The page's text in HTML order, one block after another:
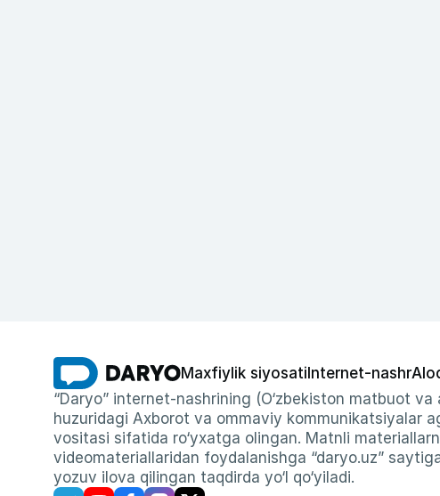
Maxfiylik siyosati Internet-nashr
“Daryo” internet-nashrining (O‘zbekiston matbuot
huzuridagi Axborot va ommaviy kommunikatsiyalar
vositasi sifatida ro‘yxatga olingan. Matnli
videomateriallaridan foydalanishga “daryo.uz”
yozuv ilova qilingan taqdirda yo‘l qo‘yiladi.